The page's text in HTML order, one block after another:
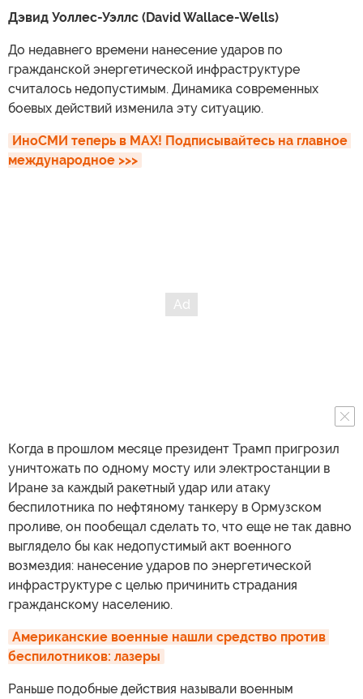
Дэвид Уоллес-Уэллс (David Wallace-Wells)
До недавнего времени нанесение ударов по
гражданской энергетической инфраструктуре
считалось недопустимым. Динамика современных
боевых действий изменила эту ситуацию.
ИноСМИ теперь в MAX! Подписывайтесь на главное
международное >>>
Когда в прошлом месяце президент Трамп пригрозил
уничтожать по одному мосту или электростанции в
Иране за каждый ракетный удар или атаку
беспилотника по нефтяному танкеру в Ормузском
проливе, он пообещал сделать то, что еще не так давно
выглядело бы как недопустимый акт военного
возмездия: нанесение ударов по энергетической
инфраструктуре с целью причинить страдания
гражданскому населению.
Американские военные нашли средство против
беспилотников: лазеры
Раньше подобные действия называли военным